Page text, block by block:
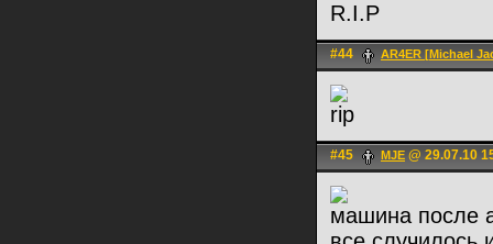
R.I.P
#44 AR4ER [Michael
rip
#45 MJE @ 29.07.10
машина после